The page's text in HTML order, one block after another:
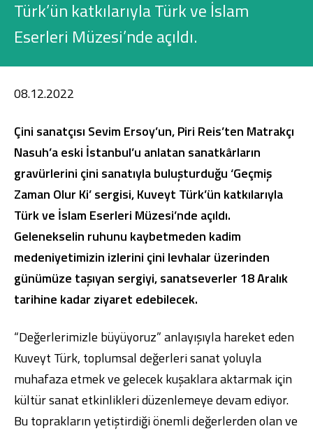
Dijital Bankacılık Hakkımızda Finans Portalı
Yatırımcı İlişkileri
Şube ve ATM’ler
İletişim
Ürün ve Hizmet Ücretleri
English
العربية
Dijital Bankacılık Hakkımızda Finans Portalı
Yatırımcı İlişkileri
Şube ve ATM’ler
İletişim
Ürün ve Hizmet Ücretleri
English العربية
Ticari Kartlar
Leasing
Yatırım
Türk’ün katkılarıyla Türk ve İslam
Eserleri Müzesi’nde açıldı.
08.12.2022
Çini sanatçısı Sevim Ersoy’un, Piri Reis’ten Matrakçı
Nasuh’a eski İstanbul’u anlatan sanatkârların
gravürlerini çini sanatıyla buluşturduğu ‘Geçmiş
Zaman Olur Ki’ sergisi, Kuveyt Türk’ün katkılarıyla
Türk ve İslam Eserleri Müzesi’nde açıldı.
Gelenekselin ruhunu kaybetmeden kadim
medeniyetimizin izlerini çini levhalar üzerinden
günümüze taşıyan sergiyi, sanatseverler 18 Aralık
tarihine kadar ziyaret edebilecek.
“Değerlerimizle büyüyoruz” anlayışıyla hareket eden
Kuveyt Türk, toplumsal değerleri sanat yoluyla
muhafaza etmek ve gelecek kuşaklara aktarmak için
kültür sanat etkinlikleri düzenlemeye devam ediyor.
Bu toprakların yetiştirdiği önemli değerlerden olan ve